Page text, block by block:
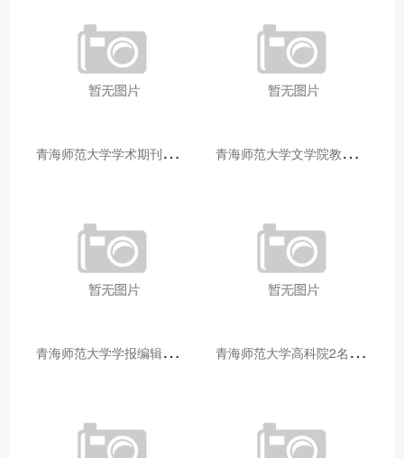
青
海师范大学学术期刊两个专栏入选2025年青海省期刊重点专栏 青
海师范大学文学院教师赴山东省相关高校和学术机构交流学习
青
海师范大学学报编辑部赴大通县城关镇上毛佰胜村开展帮扶慰问活动 青
海师范大学高科院2名专家当选中国科学院院士